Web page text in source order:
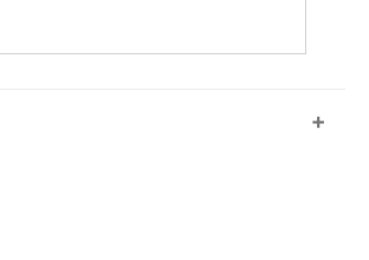
rahan aloitat samalla